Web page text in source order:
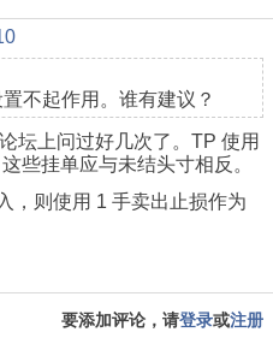
不起作用。谁有建议？
坛上问过好几次了。TP 使用
些挂单应与未结头寸相反。
，则使用 1 手卖出止损作为
要添加评论，请登录或注册